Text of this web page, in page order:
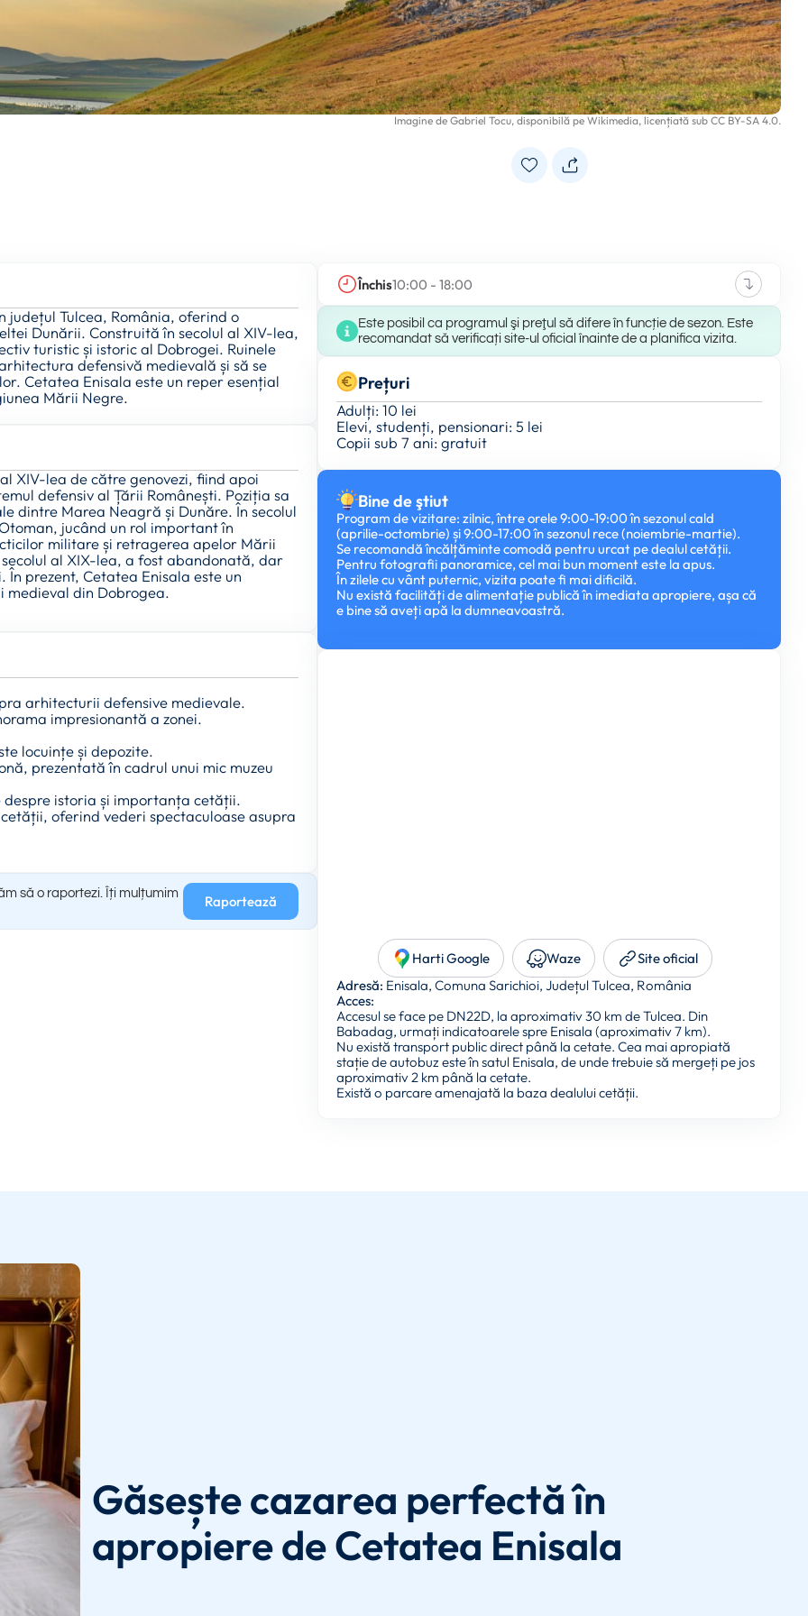
Imagine de Gabriel Tocu, disponibilă pe Wikimedia, licențiată sub CC BY-SA 4.0.
Tulcea, România, oferind o
Dunării. Construită în secolul al XIV-lea,
turistic și istoric al Dobrogei. Ruinele
defensivă medievală și să se
Cetatea Enisala este un reper esențial
Mării Negre.
XIV-lea de către genovezi, fiind apoi
defensiv al Țării Românești. Poziția sa
dintre Marea Neagră și Dunăre. În secolul
jucând un rol important în
militare și retragerea apelor Mării
al XIX-lea, a fost abandonată, dar
prezent, Cetatea Enisala este un
medieval din Dobrogea.
arhitecturii defensive medievale.
impresionantă a zonei.
locuințe și depozite.
prezentată în cadrul unui mic muzeu
istoria și importanța cetății.
oferind vederi spectaculoase asupra
să o raportezi. Îți mulțumim Raportează
Închis10:00 - 18:00
Este posibil ca programul şi preţul să difere în funcție de sezon. Este
recomandat să verificați site-ul oficial înainte de a planifica vizita.
Prețuri
Adulți: 10 lei
Elevi, studenți, pensionari: 5 lei
Copii sub 7 ani: gratuit
Bine de ştiut
Program de vizitare: zilnic, între orele 9:00-19:00 în sezonul cald
(aprilie-octombrie) și 9:00-17:00 în sezonul rece (noiembrie-martie).
Se recomandă încălțăminte comodă pentru urcat pe dealul cetății.
Pentru fotografii panoramice, cel mai bun moment este la apus.
În zilele cu vânt puternic, vizita poate fi mai dificilă.
Nu există facilități de alimentație publică în imediata apropiere, așa că
e bine să aveți apă la dumneavoastră.
Harti Google Waze
Site oficial
Adresă: Enisala, Comuna Sarichioi, Județul Tulcea, România
Acces:
Accesul se face pe DN22D, la aproximativ 30 km de Tulcea. Din
Babadag, urmați indicatoarele spre Enisala (aproximativ 7 km).
Nu există transport public direct până la cetate. Cea mai apropiată
stație de autobuz este în satul Enisala, de unde trebuie să mergeți pe jos
aproximativ 2 km până la cetate.
Există o parcare amenajată la baza dealului cetății.
Găsește cazarea perfectă în
apropiere de Cetatea Enisala